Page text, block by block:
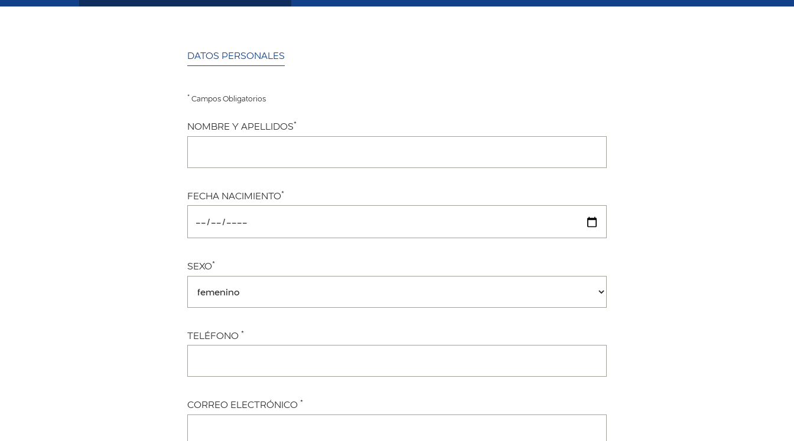
DATOS PERSONALES
* Campos Obligatorios
NOMBRE Y APELLIDOS*
FECHA NACIMIENTO*
SEXO*
TELÉFONO*
CORREO ELECTRÓNICO*